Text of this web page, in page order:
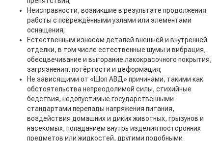
Неисправности, возникшие в результате продолжения
работы с повреждёнными узлами или элементами
оснащения;
Естественным износом деталей внешней и внутренней
отделки, в том числе естественные шумы и вибрация,
обесцвечивание и выгорание лакокрасочного покрытия,
загрязнения, потёртости и деформация;
Не зависящими от «Шоп АВД» причинами, такими как
обстоятельства непреодолимой силы, стихийные
бедствия, недопустимые государственными
стандартами перепады напряжения питания,
воздействия домашних и диких животных, грызунов и
насекомых, попаданием внутрь изделия посторонних
предметов или жидкостей, другими подобными